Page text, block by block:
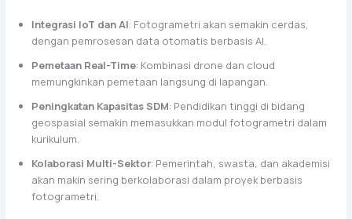
Integrasi IoT dan AI: Fotogrametri akan semakin cerdas,
dengan pemrosesan data otomatis berbasis AI.
Pemetaan Real-Time: Kombinasi drone dan cloud
memungkinkan pemetaan langsung di lapangan.
Peningkatan Kapasitas SDM: Pendidikan tinggi di bidang
geospasial semakin memasukkan modul fotogrametri dalam
kurikulum.
Kolaborasi Multi-Sektor: Pemerintah, swasta, dan akademisi
akan makin sering berkolaborasi dalam proyek berbasis
fotogrametri.